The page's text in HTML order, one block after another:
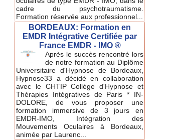
cadre du psychotraumatisme.
Formation réservée aux professionnel...
BORDEAUX: Formation en
EMDR Intégrative Certifiée par
France EMDR - IMO ®
Après le succès rencontré lors
de notre formation au Diplôme
Universitaire d'Hypnose de Bordeaux,
Hypnose33 a décidé en collaboration
avec le CHTIP Collège d'Hypnose et
Thérapies Intégratives de Paris * IN-
DOLORE, de vous proposer une
formation immersive de 3 jours en
EMDR-IMO, Intégration des
Mouvements Oculaires à Bordeaux,
animée par Laurenc...